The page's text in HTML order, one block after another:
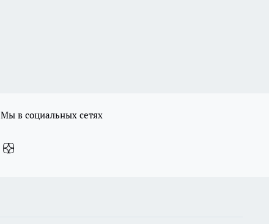
Мы в социальных сетях